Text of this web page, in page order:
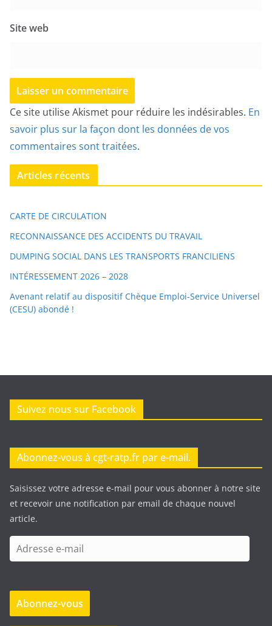
Site web
Ce site utilise Akismet pour réduire les indésirables. En
savoir plus sur la façon dont les données de vos
commentaires sont traitées.
Articles récents
CARTE DE CIRCULATION
RECONNAISSANCE DES ACCIDENTS DU TRAVAIL
DUMPING SOCIAL DANS LES TRANSPORTS FRANCILIENS
INTÉRESSEMENT 2026 – 2028
Avenant relatif au dispositif Chèque Emploi-Service Universel
(CESU) abondé !
Suivez nous sur Facebook
Abonnez-vous à cgt-ratp.fr par e-mail.
Saisissez votre adresse e-mail pour vous abonner à notre site
et recevoir une notification par email de chaque nouvel
article.
d
e
s
Abonnez-vous